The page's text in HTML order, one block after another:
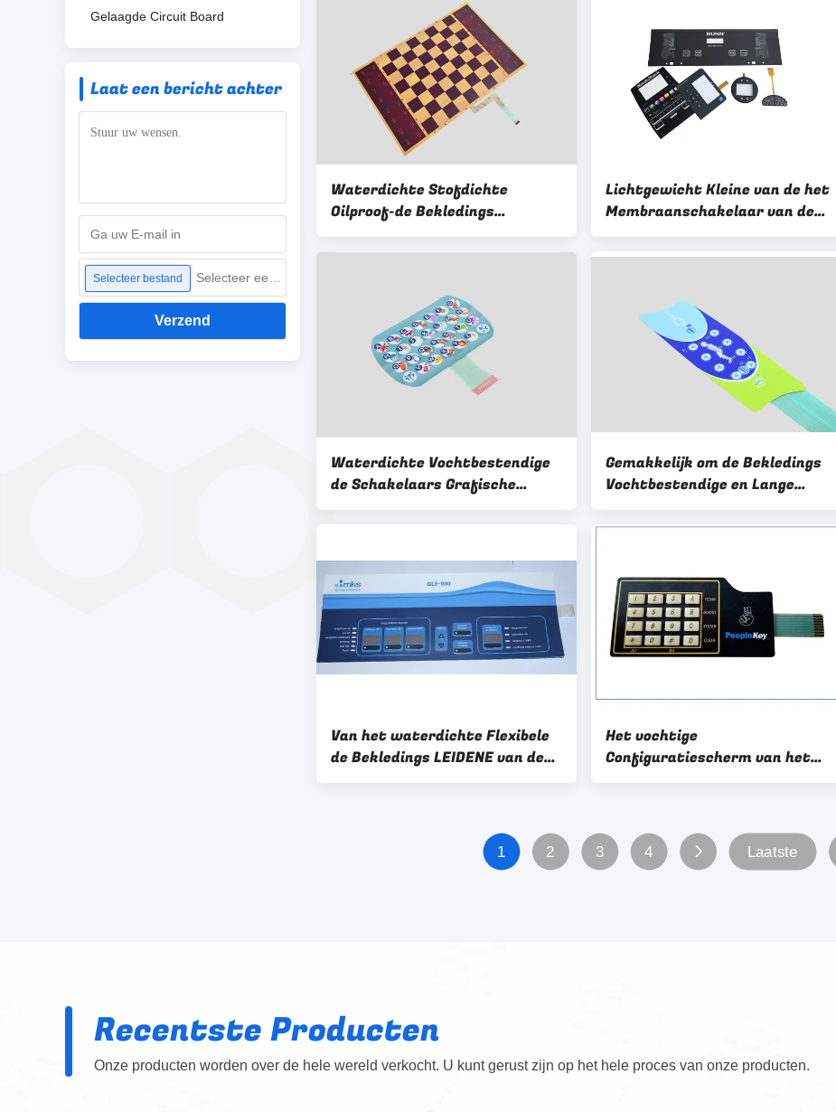
Gelaagde Circuit Board
Laat een bericht achter
Selecteer bestand
Verzend
Waterdichte Stofdichte
Oilproof-de Bekledings
Lichtgewicht en Kleine Grootte
Lichtgewicht Kleine van de het
Membraanschakelaar van de
Groottedouane Beter Met lange
levensuur voelt
Waterdichte Vochtbestendige
de Schakelaars Grafische
Bekledingen van het
Gemakkelijk om de Bekledings
Vochtbestendige en Lange
Levensduur van de
Membraanschakelaar te
Van het waterdichte Flexibele
de Bekledings LEIDENE van de
Membraanschakelaar het
Het vochtige
Configuratiescherm van het
Bewijsmembraan voor de
1 2 3 4 Laatste
Recentste Producten
Onze producten worden over de hele wereld verkocht. U kunt gerust zijn op het hele proces van onze producten.